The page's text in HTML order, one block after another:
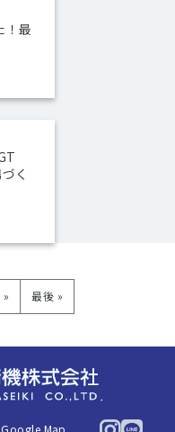
！最
く
» 最後 »